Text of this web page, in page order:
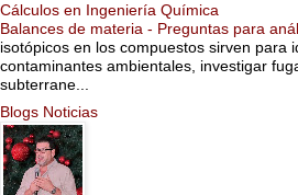
Cálculos en Ingeniería Química
Balances de materia - Preguntas para
isotópicos en los compuestos sirven para
contaminantes ambientales, investigar
subterrane...
Blogs Noticias